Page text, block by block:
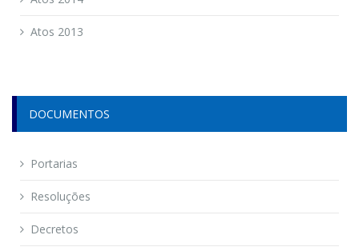
Atos 2013
DOCUMENTOS
Portarias
Resoluções
Decretos